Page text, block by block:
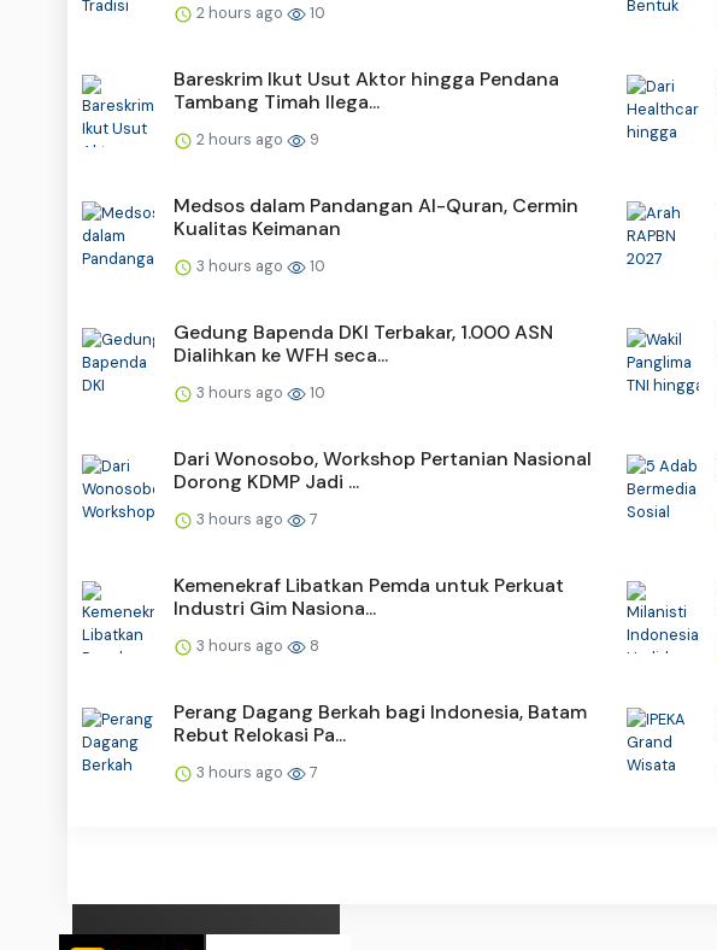
2 hours ago 10
Bareskrim Ikut Usut Aktor hingga Pendana
Tambang Timah Ilega...
2 hours ago 9
Medsos dalam Pandangan Al-Quran, Cermin
Kualitas Keimanan
3 hours ago 10
Gedung Bapenda DKI Terbakar, 1.000 ASN
Dialihkan ke WFH seca...
3 hours ago 10
Dari Wonosobo, Workshop Pertanian Nasional
Dorong KDMP Jadi ...
3 hours ago 7
Kemenekraf Libatkan Pemda untuk Perkuat
Industri Gim Nasiona...
3 hours ago 8
Perang Dagang Berkah bagi Indonesia, Batam
Rebut Relokasi Pa...
3 hours ago 7